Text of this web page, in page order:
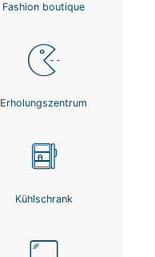
Fashion boutique
Erholungszentrum
Kühlschrank